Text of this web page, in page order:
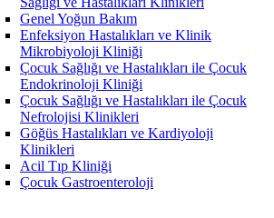
Genel Yoğun Bakım
Enfeksiyon Hastalıkları ve Klinik
Mikrobiyoloji Kliniği
Çocuk Sağlığı ve Hastalıkları ile Çocuk
Endokrinoloji Kliniği
Çocuk Sağlığı ve Hastalıkları ile Çocuk
Nefrolojisi Klinikleri
Göğüs Hastalıkları ve Kardiyoloji
Klinikleri
Acil Tıp Kliniği
Çocuk Gastroenteroloji